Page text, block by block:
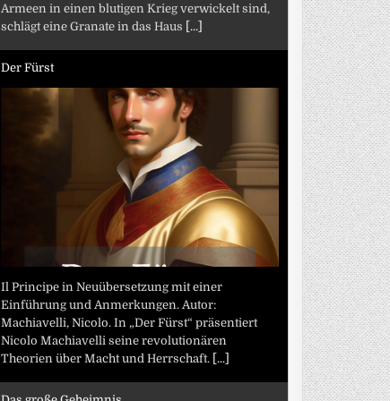
Armeen in einen blutigen Krieg verwickelt sind,
schlägt eine Granate in das Haus [...]
Der Fürst
Il Principe in Neuübersetzung mit einer
Einführung und Anmerkungen. Autor:
Machiavelli, Nicolo. In „Der Fürst“ präsentiert
Nicolo Machiavelli seine revolutionären
Theorien über Macht und Herrschaft. [...]